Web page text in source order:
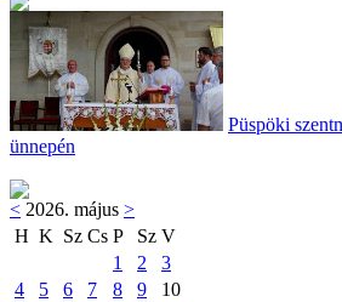
Püspöki
ünnepén
< 2026. május >
H K Sz Cs P Sz V
1
2
3
4
5 6 7 8 9
10